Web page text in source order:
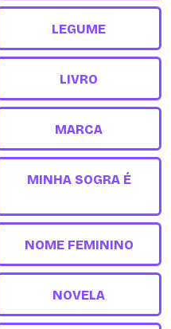
LEGUME
LIVRO
MARCA
MINHA SOGRA É
NOME FEMININO
NOVELA